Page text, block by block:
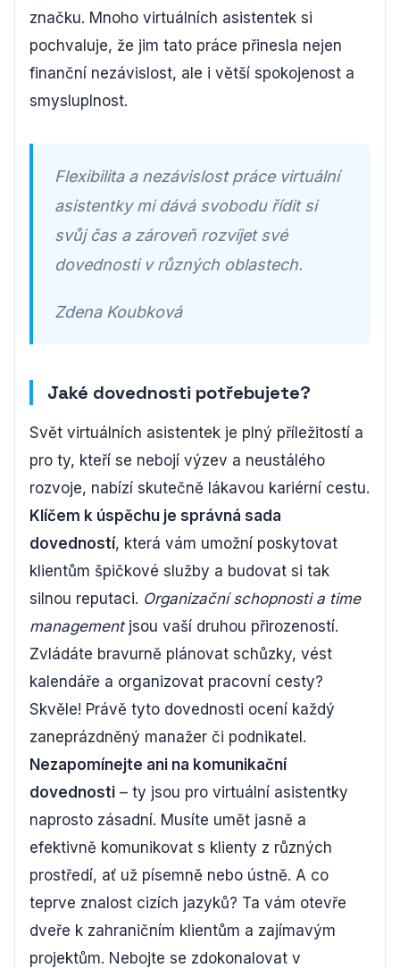
značku. Mnoho virtuálních asistentek si
pochvaluje, že jim tato práce přinesla nejen
finanční nezávislost, ale i větší spokojenost a
smysluplnost.
Flexibilita a nezávislost práce virtuální
asistentky mi dává svobodu řídit si
svůj čas a zároveň rozvíjet své
dovednosti v různých oblastech.
Zdena Koubková
Jaké dovednosti potřebujete?
Svět virtuálních asistentek je plný příležitostí a
pro ty, kteří se nebojí výzev a neustálého
rozvoje, nabízí skutečně lákavou kariérní cestu.
Klíčem k úspěchu je správná sada
dovedností, která vám umožní poskytovat
klientům špičkové služby a budovat si tak
silnou reputaci. Organizační schopnosti a time
managementjsou vaší druhou přirozeností.
Zvládáte bravurně plánovat schůzky, vést
kalendáře a organizovat pracovní cesty?
Skvěle! Právě tyto dovednosti ocení každý
zaneprázdněný manažer či podnikatel.
Nezapomínejte ani na komunikační
dovednosti – ty jsou pro virtuální asistentky
naprosto zásadní. Musíte umět jasně a
efektivně komunikovat s klienty z různých
prostředí, ať už písemně nebo ústně. A co
teprve znalost cizích jazyků? Ta vám otevře
dveře k zahraničním klientům a zajímavým
projektům. Nebojte se zdokonalovat v